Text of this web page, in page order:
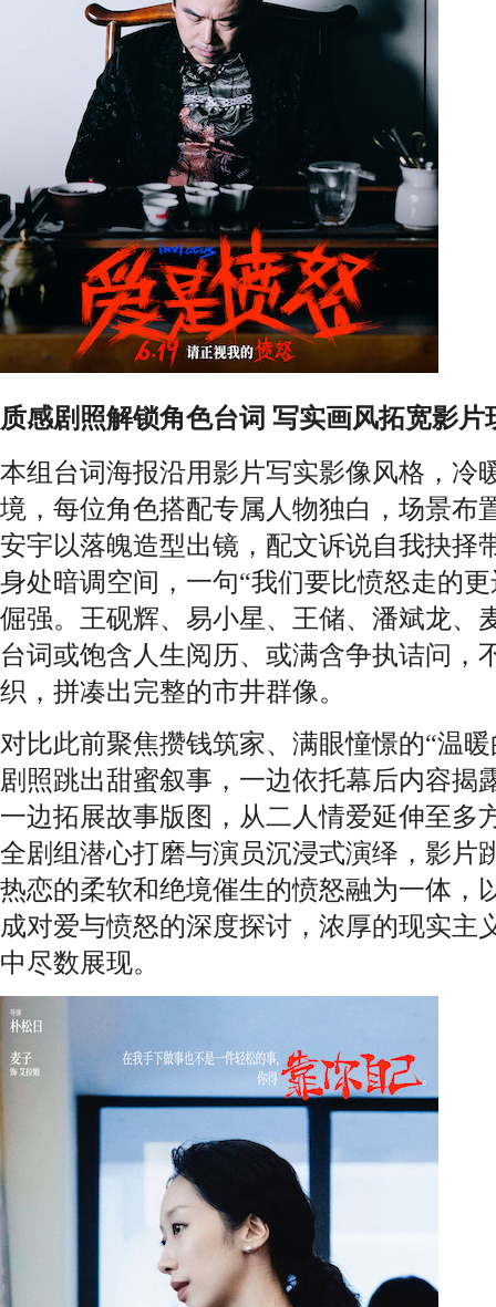
质感剧照解锁角色台词 写实画风拓宽影片
本组台词海报沿用影片写实影像风格，冷
境，每位角色搭配专属人物独白，场景布
安宇以落魄造型出镜，配文诉说自我抉择
身处暗调空间，一句“我们要比愤怒走的
倔强。王砚辉、易小星、王储、潘斌龙、
台词或饱含人生阅历、或满含争执诘问，
织，拼凑出完整的市井群像。
对比此前聚焦攒钱筑家、满眼憧憬的“温
剧照跳出甜蜜叙事，一边依托幕后内容揭
一边拓展故事版图，从二人情爱延伸至多
全剧组潜心打磨与演员沉浸式演绎，影片
热恋的柔软和绝境催生的愤怒融为一体，
成对爱与愤怒的深度探讨，浓厚的现实主
中尽数展现。